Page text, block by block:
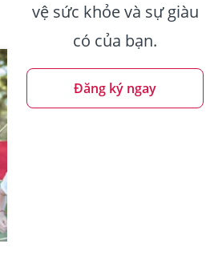
vệ sức khỏe và sự giàu
có của bạn.
Đăng ký ngay